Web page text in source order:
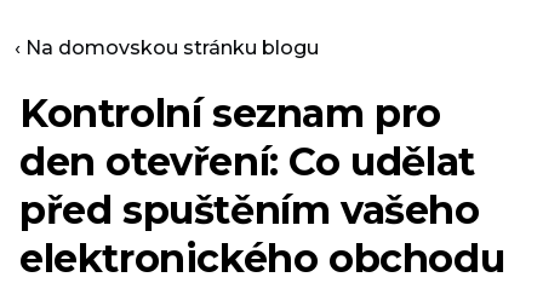
‹ Na domovskou stránku blogu
Kontrolní seznam pro
den otevření: Co udělat
před spuštěním vašeho
elektronického obchodu